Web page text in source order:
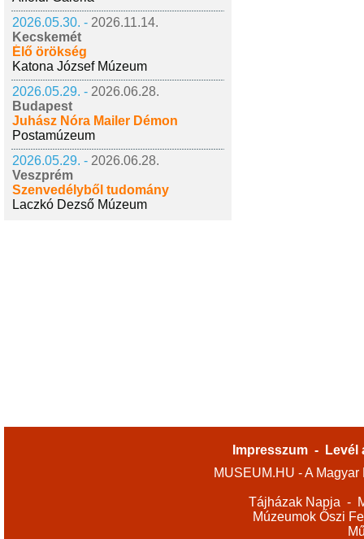
2026.05.30. - 2026.11.14.
Kecskemét
Élő örökség
Katona József Múzeum
2026.05.29. - 2026.06.28.
Budapest
Juhász Nóra Mailer Démon
Postamúzeum
2026.05.29. - 2026.06.28.
Veszprém
Szenvedélyből tudomány
Laczkó Dezső Múzeum
Impresszum -
Levél
MUSEUM.HU - A
Tájházak Napja -
Múzeumok Őszi